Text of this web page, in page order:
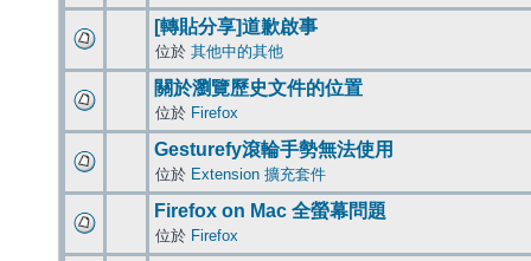
[轉貼分享]道歉啟事
位於 其他中的其他
關於瀏覽歷史文件的位置
位於 Firefox
Gesturefy滾輪手勢無法使用
位於 Extension 擴充套件
Firefox on Mac 全螢幕問題
位於 Firefox